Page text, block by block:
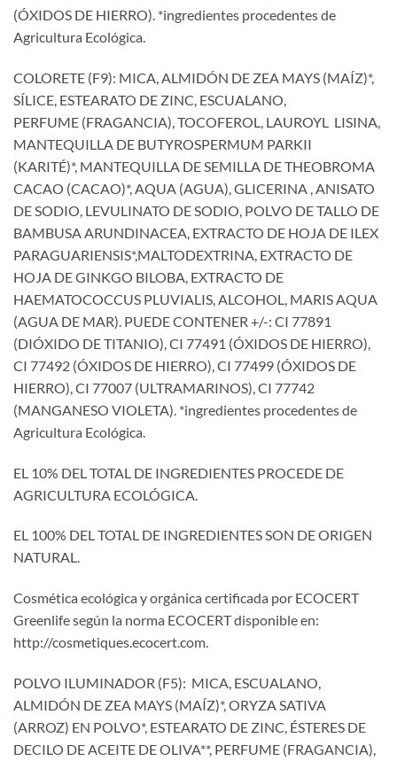
(ÓXIDOS DE HIERRO). *ingredientes procedentes de
Agricultura Ecológica.
COLORETE (F9): MICA, ALMIDÓN DE ZEA MAYS (MAÍZ)*,
SÍLICE, ESTEARATO DE ZINC, ESCUALANO,
PERFUME (FRAGANCIA), TOCOFEROL, LAUROYL LISINA,
MANTEQUILLA DE BUTYROSPERMUM PARKII
(KARITÉ)*, MANTEQUILLA DE SEMILLA DE THEOBROMA
CACAO (CACAO)*, AQUA (AGUA), GLICERINA , ANISATO
DE SODIO, LEVULINATO DE SODIO, POLVO DE TALLO DE
BAMBUSA ARUNDINACEA, EXTRACTO DE HOJA DE ILEX
PARAGUARIENSIS*,MALTODEXTRINA, EXTRACTO DE
HOJA DE GINKGO BILOBA, EXTRACTO DE
HAEMATOCOCCUS PLUVIALIS, ALCOHOL, MARIS AQUA
(AGUA DE MAR). PUEDE CONTENER +/-: CI 77891
(DIÓXIDO DE TITANIO), CI 77491 (ÓXIDOS DE HIERRO),
CI 77492 (ÓXIDOS DE HIERRO), CI 77499 (ÓXIDOS DE
HIERRO), CI 77007 (ULTRAMARINOS), CI 77742
(MANGANESO VIOLETA). *ingredientes procedentes de
Agricultura Ecológica.
EL 10% DEL TOTAL DE INGREDIENTES PROCEDE DE
AGRICULTURA ECOLÓGICA.
EL 100% DEL TOTAL DE INGREDIENTES SON DE ORIGEN
NATURAL.
Cosmética ecológica y orgánica certificada por ECOCERT
Greenlife según la norma ECOCERT disponible en:
http://cosmetiques.ecocert.com.
POLVO ILUMINADOR (F5): MICA, ESCUALANO,
ALMIDÓN DE ZEA MAYS (MAÍZ)*, ORYZA SATIVA
(ARROZ) EN POLVO*, ESTEARATO DE ZINC, ÉSTERES DE
DECILO DE ACEITE DE OLIVA**, PERFUME (FRAGANCIA),